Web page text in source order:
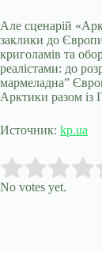
Але сценарій
заклики до
криголамів та
реалістами: до
мармеладна”
Арктики разом із
Источник: kp.ua
Rate this item:
No votes yet.